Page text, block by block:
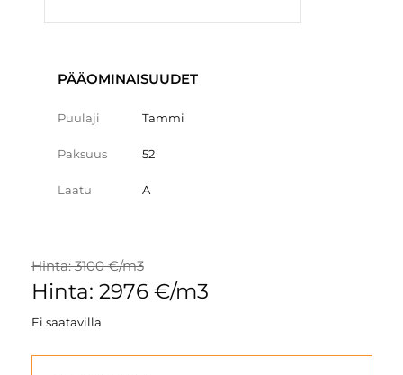
PÄÄOMINAISUUDET
Puulaji Tammi
Paksuus 52
Laatu A
Hinta: 3100 €/m3
Hinta: 2976 €/m3
Ei saatavilla